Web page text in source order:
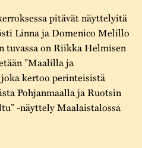
pitävät näyttelyitä
Linna ja Domenico Melillo
tuvassa on Riikka Helmisen
”Maalilla ja
kertoo perinteisistä
Pohjanmaalla ja Ruotsin
-näyttely Maalaistalossa